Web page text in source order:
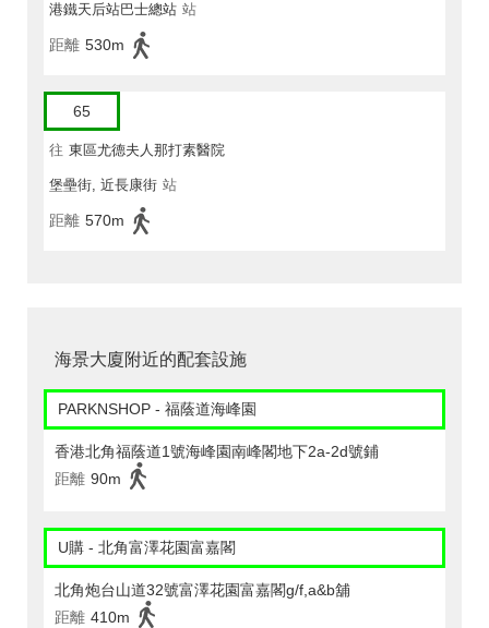
港鐵天后站巴士總站 站
距離 530m
65
往 東區尤德夫人那打素醫院
堡壘街, 近長康街 站
距離 570m
海景大廈附近的配套設施
PARKNSHOP - 福蔭道海峰園
香港北角福蔭道1號海峰園南峰閣地下2a-2d號鋪
距離 90m
U購 - 北角富澤花園富嘉閣
北角炮台山道32號富澤花園富嘉閣g/f,a&b舖
距離 410m